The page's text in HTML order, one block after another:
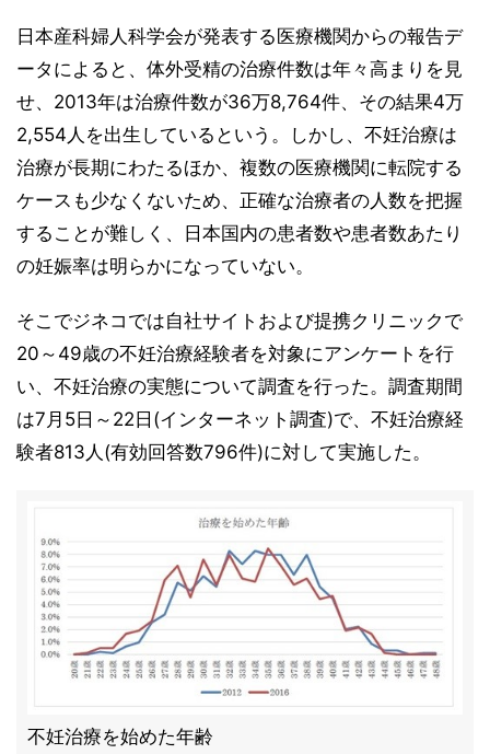
日本産科婦人科学会が発表する医療機関からの報告デ
ータによると、体外受精の治療件数は年々高まりを見
せ、2013年は治療件数が36万8,764件、その結果4万
2,554人を出生しているという。しかし、不妊治療は
治療が長期にわたるほか、複数の医療機関に転院する
ケースも少なくないため、正確な治療者の人数を把握
することが難しく、日本国内の患者数や患者数あたり
の妊娠率は明らかになっていない。
そこでジネコでは自社サイトおよび提携クリニックで
20～49歳の不妊治療経験者を対象にアンケートを行
い、不妊治療の実態について調査を行った。調査期間
は7月5日～22日(インターネット調査)で、不妊治療経
験者813人(有効回答数796件)に対して実施した。
不妊治療を始めた年齢